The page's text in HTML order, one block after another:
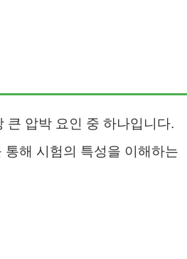
큰 압박 요인 중 하나입니다.
통해 시험의 특성을 이해하는